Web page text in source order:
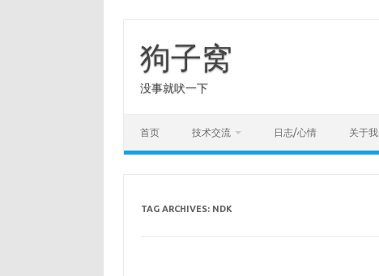
content
狗子窝
没事就吠一下
首页 技术交流 日志/心情 关于我
TAG ARCHIVES: NDK